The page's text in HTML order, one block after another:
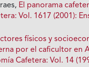
El panorama
Vol. 1617 (2001):
físicos y
por el caficultor en
Cafetera: Vol. 14